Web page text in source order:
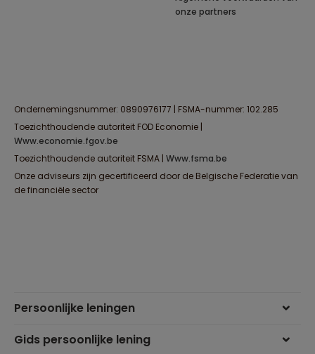
onze partners
Ondernemingsnummer: 0890976177 | FSMA-nummer: 102.285
Toezichthoudende autoriteit FOD Economie |
www.economie.fgov.be
Toezichthoudende autoriteit FSMA |
www.fsma.be
Onze adviseurs zijn gecertificeerd door de Belgische Federatie van
de financiële sector
Persoonlijke leningen
Gids persoonlijke lening